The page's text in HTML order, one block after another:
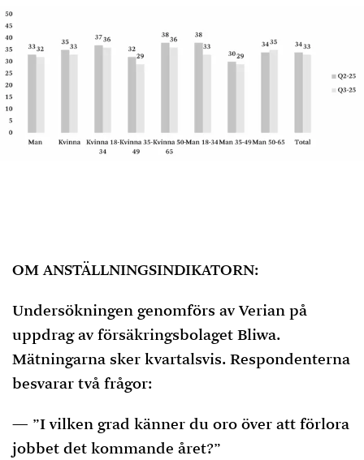
OM ANSTÄLLNINGSINDIKATORN:
Undersökningen genomförs av Verian på
uppdrag av försäkringsbolaget Bliwa.
Mätningarna sker kvartalsvis. Respondenterna
besvarar två frågor:
”I vilken grad känner du oro över att förlora
jobbet det kommande året?”